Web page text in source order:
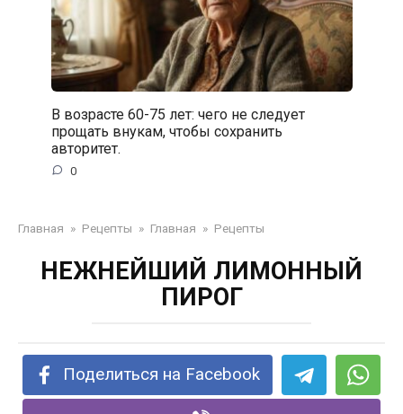
В возрасте 60-75 лет: чего не следует
прощать внукам, чтобы сохранить
авторитет.
0
Главная » Рецепты » Главная » Рецепты
НЕЖНЕЙШИЙ ЛИМОННЫЙ
ПИРОГ
Поделиться на Facebook